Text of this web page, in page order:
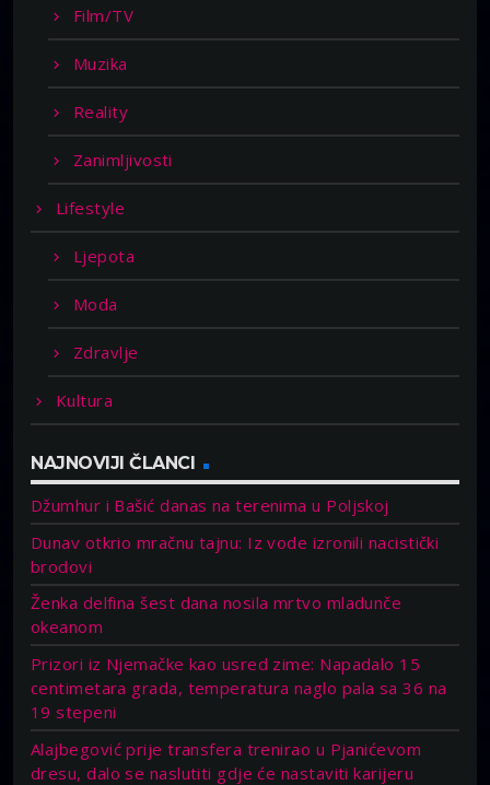
Film/TV
Muzika
Reality
Zanimljivosti
Lifestyle
Ljepota
Moda
Zdravlje
Kultura
NAJNOVIJI ČLANCI
Džumhur i Bašić danas na terenima u Poljskoj
Dunav otkrio mračnu tajnu: Iz vode izronili nacistički
brodovi
Ženka delfina šest dana nosila mrtvo mladunče
okeanom
Prizori iz Njemačke kao usred zime: Napadalo 15
centimetara grada, temperatura naglo pala sa 36 na
19 stepeni
Alajbegović prije transfera trenirao u Pjanićevom
dresu, dalo se naslutiti gdje će nastaviti karijeru